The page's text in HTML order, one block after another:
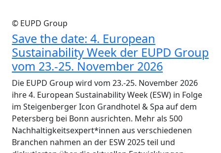
© EUPD Group
Save the date: 4. European
Sustainability Week der EUPD Group
vom 23.-25. November 2026
Die EUPD Group wird vom 23.-25. November 2026
ihre 4. European Sustainability Week (ESW) in Folge
im Steigenberger Icon Grandhotel & Spa auf dem
Petersberg bei Bonn ausrichten. Mehr als 500
Nachhaltigkeitsexpert*innen aus verschiedenen
Branchen nahmen an der ESW 2025 teil und